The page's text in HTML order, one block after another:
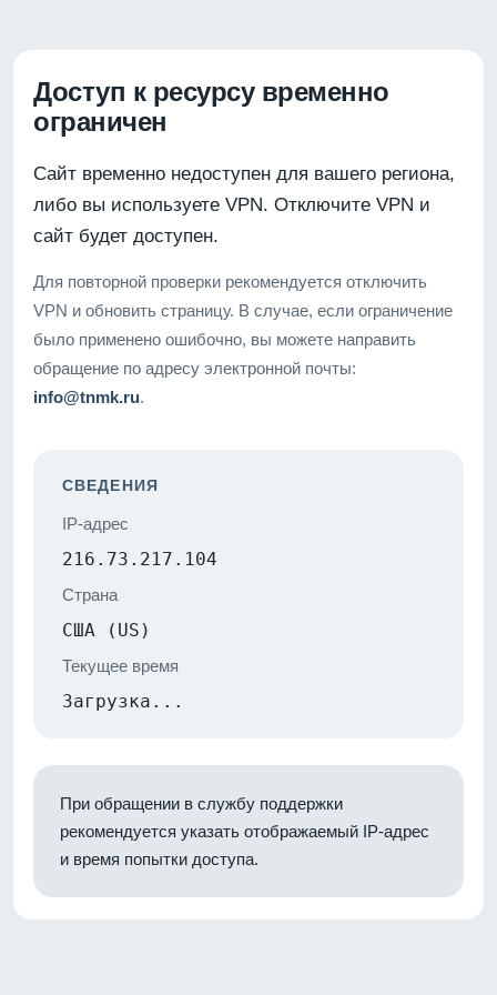
Доступ к ресурсу временно
ограничен
Сайт временно недоступен для вашего региона,
либо вы используете VPN. Отключите VPN и
сайт будет доступен.
Для повторной проверки рекомендуется отключить
VPN и обновить страницу. В случае, если ограничение
было применено ошибочно, вы можете направить
обращение по адресу электронной почты:
info@tnmk.ru.
СВЕДЕНИЯ
IP-адрес
216.73.217.104
Страна
США (US)
Текущее время
Загрузка...
При обращении в службу поддержки
рекомендуется указать отображаемый IP-адрес
и время попытки доступа.